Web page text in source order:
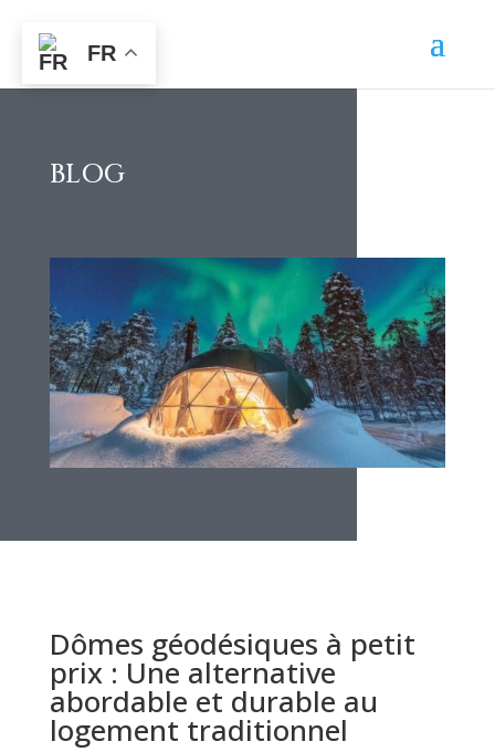
BLOG
Dômes géodésiques à petit
prix : Une alternative
abordable et durable au
logement traditionnel
FR